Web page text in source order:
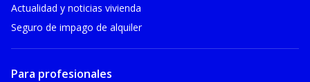
Actualidad y noticias vivienda
Seguro de impago de alquiler
Para profesionales